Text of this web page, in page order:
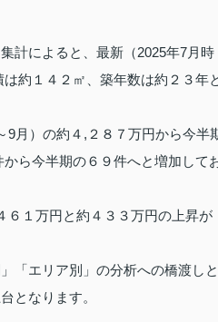
計によると、最新（2025年7月時
約１４２㎡、築年数は約２３年
9月）の約４,２８７万円から今半
ら今半期の６９件へと増加して
１万円と約４３３万円の上昇が
「エリア別」の分析への橋渡しと
となります。